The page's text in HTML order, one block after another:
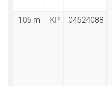
105 ml KP 04524088